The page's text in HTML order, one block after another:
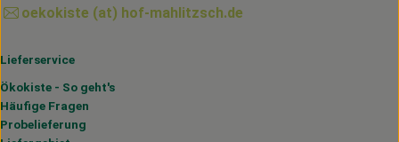
oekokiste (at) hof-mahlitzsch.de
Lieferservice
Ökokiste - So geht's
Häufige Fragen
Probelieferung